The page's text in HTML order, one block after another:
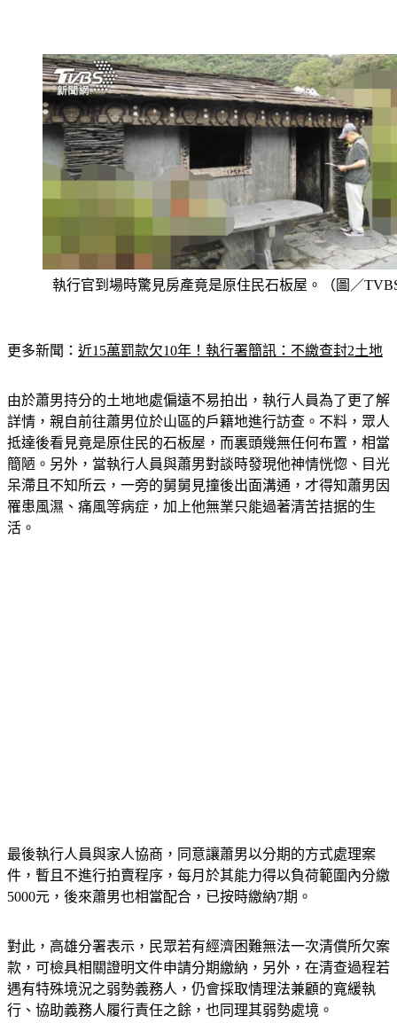
執行官到場時驚見房產竟是原住民石板屋。（圖／
更多新聞： 近15萬罰款欠10年！執行署簡訊：不繳查封2土地
由於蕭男持分的土地地處偏遠不易拍出，執行人員為了更了解
詳情，親自前往蕭男位於山區的戶籍地進行訪查。不料，眾人
抵達後看見竟是原住民的石板屋，而裏頭幾無任何布置，相當
簡陋。另外，當執行人員與蕭男對談時發現他神情恍惚、目光
呆滯且不知所云，一旁的舅舅見撞後出面溝通，才得知蕭男因
罹患風濕、痛風等病症，加上他無業只能過著清苦拮据的生
活。
最後執行人員與家人協商，同意讓蕭男以分期的方式處理案
件，暫且不進行拍賣程序，每月於其能力得以負荷範圍內分繳
5000元，後來蕭男也相當配合，已按時繳納7期。
對此，高雄分署表示，民眾若有經濟困難無法一次清償所欠案
款，可檢具相關證明文件申請分期繳納，另外，在清查過程若
遇有特殊境況之弱勢義務人，仍會採取情理法兼顧的寬緩執
行、協助義務人履行責任之餘，也同理其弱勢處境。